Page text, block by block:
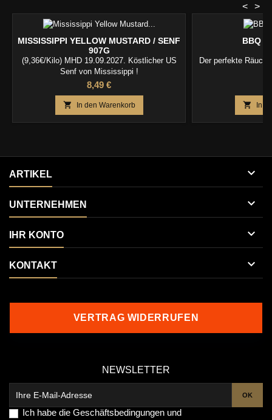
>
<
MISSISSIPPI YELLOW MUSTARD / SENF
907G
(9,36€/Kilo) MHD 19.09.2027. Köstlicher US
Senf von Mississippi !
Preis
8,49 €
 In den Warenkorb
BBQ
Der perfekte
 In
ARTIKEL 
UNTERNEHMEN 
IHR KONTO 
KONTAKT 
VERTRAG WIDERRUFEN
NEWSLETTER
Ich habe die Geschäftsbedingungen und